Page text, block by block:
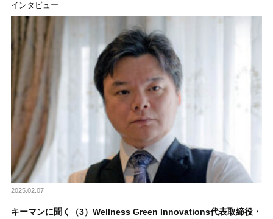
インタビュー
2025.02.07
キーマンに聞く（3）Wellness Green Innovations代表取締役・